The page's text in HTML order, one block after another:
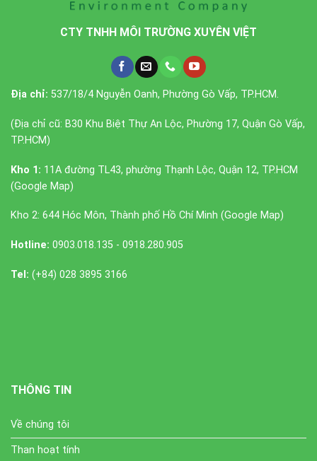
CTY TNHH MÔI TRƯỜNG XUYÊN VIỆT
Địa chỉ: 537/18/4 Nguyễn Oanh, Phường Gò Vấp, TP.HCM.
(Địa chỉ cũ: B30 Khu Biệt Thự An Lộc, Phường 17, Quận Gò Vấp,
TP.HCM)
Kho 1: 11A đường TL43, phường Thạnh Lộc, Quận 12, TP.HCM
(Google Map)
Kho 2: 644 Hóc Môn, Thành phố Hồ Chí Minh (Google Map)
Hotline: 0903.018.135 - 0918.280.905
Tel: (+84) 028 3895 3166
THÔNG TIN
Về chúng tôi
Than hoạt tính